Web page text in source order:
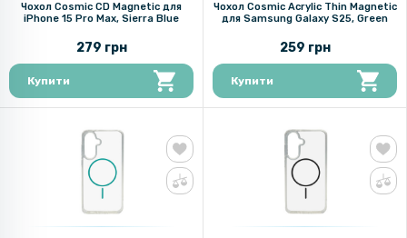
Чохол Cosmic CD Magnetic для
iPhone 15 Pro Max, Sierra Blue
279 грн
Купити
Чохол Cosmic Acrylic Thin Magnetic
для Samsung Galaxy S25, Green
259 грн
Купити